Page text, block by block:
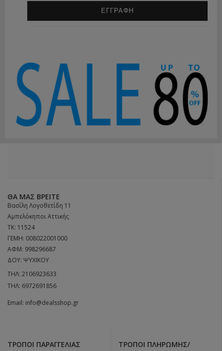
ΕΓΓΡΑΦΗ
ΘΑ ΜΑΣ ΒΡΕΊΤΕ
Βασίλη Λογοθετίδη 11
Αμπελόκηποι Αττικής
ΤΚ: 11524
ΓΕΜΗ: 008022001000
ΑΦΜ: 998296687
ΔΟΥ: ΨΥΧΙΚΟΥ
ΤΗΛ: 2106923633
ΤΗΛ: 6972691856
Email: info@dealsshop.gr
ΤΡΌΠΟΙ ΠΑΡΑΓΓΕΛΊΑΣ
ΤΡΌΠΟΙ ΠΛΗΡΩΜΉΣ/